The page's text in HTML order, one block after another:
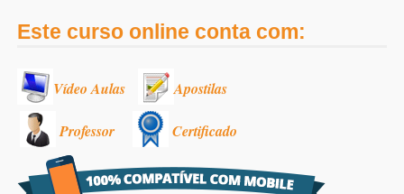
Este curso online conta com:
Vídeo Aulas Apostilas
Professor Certificado